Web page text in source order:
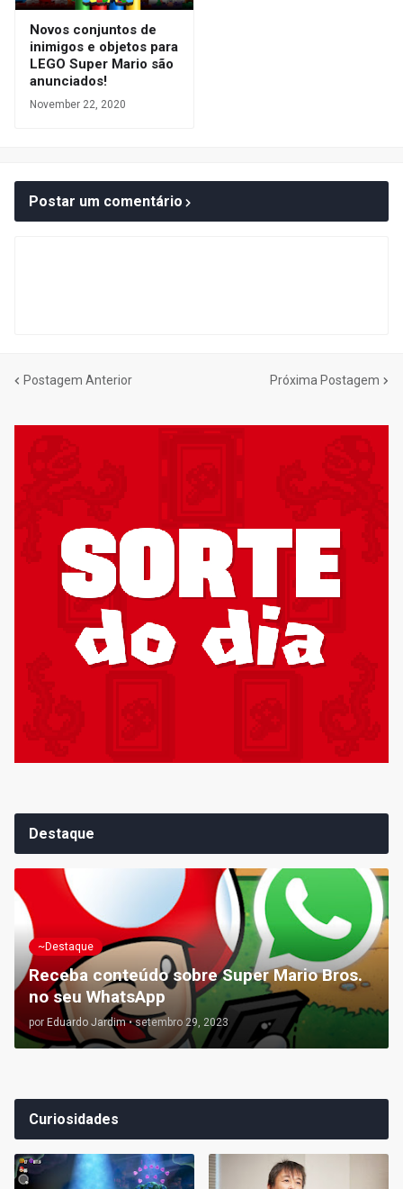
Novos conjuntos de
inimigos e objetos para
LEGO Super Mario são
anunciados!
November 22, 2020
Postar um comentário
Postagem Anterior Próxima Postagem
Destaque
~Destaque
Receba conteúdo sobre Super Mario Bros.
no seu WhatsApp
por Eduardo Jardim • setembro 29, 2023
Curiosidades